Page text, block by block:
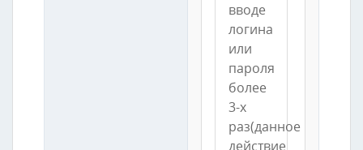
вводе
логина
или
пароля
более
3-х
раз(данное
действие